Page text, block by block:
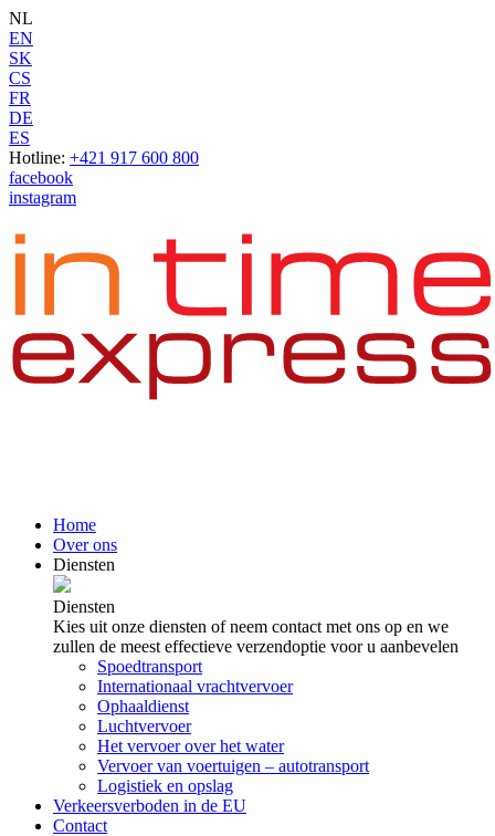
NL
EN
SK
CS
FR
DE
ES
Hotline: +421 917 600 800
facebook
instagram
Home
Over ons
Diensten
Diensten
Kies uit onze diensten of neem contact met ons op en we
zullen de meest effectieve verzendoptie voor u aanbevelen
Spoedtransport
Internationaal vrachtvervoer
Ophaaldienst
Luchtvervoer
Het vervoer over het water
Vervoer van voertuigen – autotransport
Logistiek en opslag
Verkeersverboden in de EU
Contact